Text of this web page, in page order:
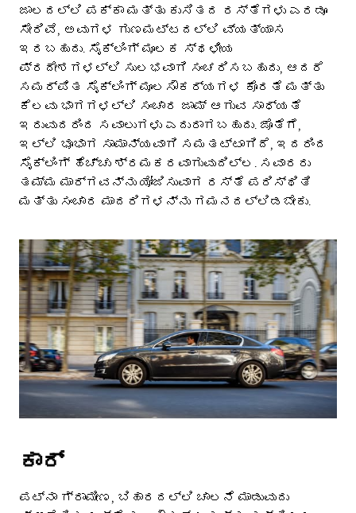
ಜಾಲದಲ್ಲಿ ಪಕ್ಕಾ ಮತ್ತು ಕುಸಿತದ ರಸ್ತೆಗಳು ಎರಡೂ
ಸೇರಿವೆ, ಅವುಗಳ ಗುಣಮಟ್ಟದಲ್ಲಿ ವ್ಯತ್ಯಾಸ
ಇರಬಹುದು. ಸೈಕ್ಲಿಂಗ್ ಮೂಲಕ ಸ್ಥಳೀಯ
ಪ್ರದೇಶಗಳಲ್ಲಿ ಸುಲಭವಾಗಿ ಸಂಚರಿಸಬಹುದು, ಆದರೆ
ಸಮರ್ಪಿತ ಸೈಕ್ಲಿಂಗ್ ಮೂಲಸೌಕರ್ಯಗಳ ಕೊರತೆ ಮತ್ತು
ಕೆಲವು ಭಾಗಗಳಲ್ಲಿ ಸಂಚಾರ ಜಾಮ್ ಆಗುವ ಸಾಧ್ಯತೆ
ಇರುವುದರಿಂದ ಸವಾಲುಗಳು ಎದುರಾಗಬಹುದು. ಜೊತೆಗೆ,
ಇಲ್ಲಿ ಭೂಭಾಗ ಸಾಮಾನ್ಯವಾಗಿ ಸಮತಟ್ಟಾಗಿದೆ, ಇದರಿಂದ
ಸೈಕ್ಲಿಂಗ್ ಹೆಚ್ಚು ಶ್ರಮಕರವಾಗುವುದಿಲ್ಲ. ಸವಾರರು
ತಮ್ಮ ಮಾರ್ಗವನ್ನು ಯೋಜಿಸುವಾಗ ರಸ್ತೆ ಪರಿಸ್ಥಿತಿ
ಮತ್ತು ಸಂಚಾರ ಮಾದರಿಗಳನ್ನು ಗಮನದಲ್ಲಿಡಬೇಕು.
ಕಾರ್
ಪಟ್ನಾ ಗ್ರಾಮೀಣ, ಬಿಹಾರದಲ್ಲಿ ಚಾಲನೆ ಮಾಡುವುದು